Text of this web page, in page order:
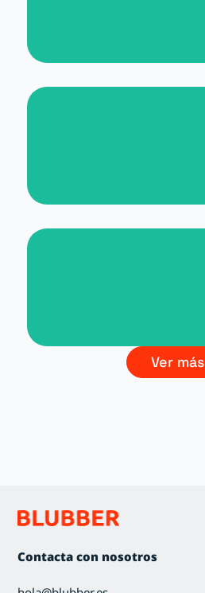
Ver más
Contacta con nosotros